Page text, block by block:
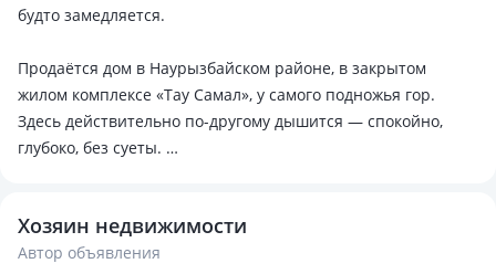
будто замедляется.
Продаётся дом в Наурызбайском районе, в закрытом
жилом комплексе «Тау Самал», у самого подножья гор.
Здесь действительно по-другому дышится — спокойно,
глубоко, без суеты.
продуманная планировка, и ощущение пространства,
которое не давит, а наоборот — даёт свободу.
Хозяин недвижимости
Автор объявления